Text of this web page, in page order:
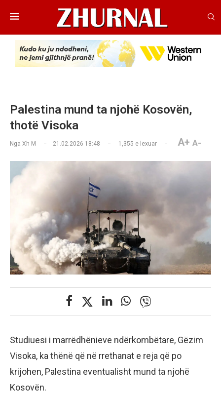
Palestina mund ta njohë Kosovën,
thotë Visoka
Nga Xh M 21.02.2026 18:48 1,355 e lexuar A+ A-
Studiuesi i marrëdhënieve ndërkombëtare, Gëzim
Visoka, ka thënë që në rrethanat e reja që po
krijohen, Palestina eventualisht mund ta njohë
Kosovën.